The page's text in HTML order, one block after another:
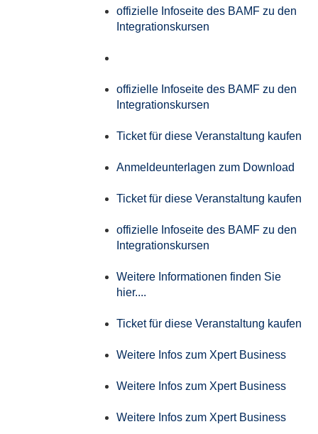
offizielle Infoseite des BAMF zu den
Integrationskursen
offizielle Infoseite des BAMF zu den
Integrationskursen
Ticket für diese Veranstaltung kaufen
Anmeldeunterlagen zum Download
Ticket für diese Veranstaltung kaufen
offizielle Infoseite des BAMF zu den
Integrationskursen
Weitere Informationen finden Sie
hier....
Ticket für diese Veranstaltung kaufen
Weitere Infos zum Xpert Business
Weitere Infos zum Xpert Business
Weitere Infos zum Xpert Business